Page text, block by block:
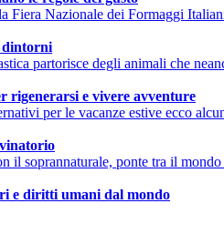
Fiera Nazionale dei Formaggi
dintorni
partorisce degli animali che
rigenerarsi e vivere avventure
per le vacanze estive ecco
il soprannaturale, ponte tra il
e diritti umani dal mondo